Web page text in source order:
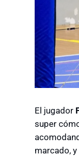
El jugador
super
marcado,